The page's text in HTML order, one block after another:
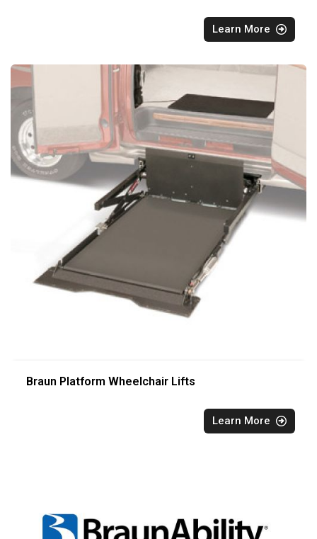
Learn More
Braun Platform Wheelchair Lifts
Learn More